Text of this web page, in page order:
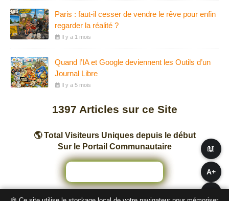
A+
📖
Paris : faut-il cesser de vendre le rêve pour enfin
regarder la réalité ?
Il y a 1 mois
Quand l’IA et Google deviennent les Outils d’un
Journal Libre
Il y a 5 mois
1397 Articles sur ce Site
🌎 Total Visiteurs Uniques depuis le début
Sur le Portail Communautaire